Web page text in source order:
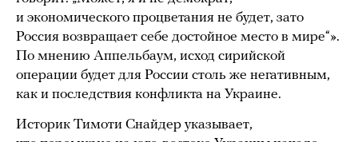
и экономического процветания не будет, зато
Россия возвращает себе достойное место в мире“».
По мнению Аппельбаум, исход сирийской
операции будет для России столь же негативным,
как и последствия конфликта на Украине.
Историк Тимоти Снайдер указывает,